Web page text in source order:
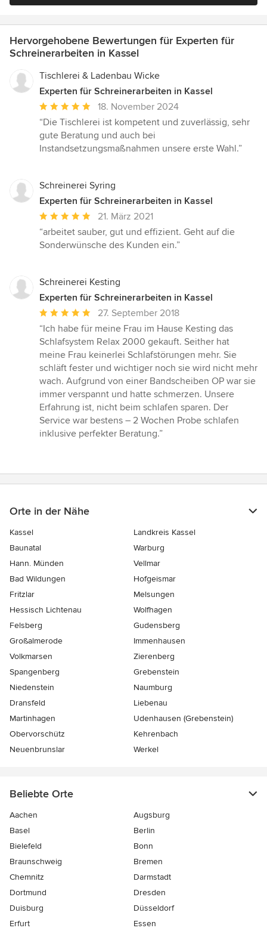
Hervorgehobene Bewertungen für Experten für
Schreinerarbeiten in Kassel
Tischlerei & Ladenbau Wicke
Experten für Schreinerarbeiten in Kassel
Durchschnittliche
Bewertung:
5
von
18. November 2024
“Die Tischlerei ist kompetent und zuverlässig, sehr
gute Beratung und auch bei
Instandsetzungsmaßnahmen unsere erste Wahl.”
Schreinerei Syring
Experten für Schreinerarbeiten in Kassel
Durchschnittliche
Bewertung:
5
Sternen
21. März 2021
“arbeitet sauber, gut und effizient. Geht auf die
Sonderwünsche des Kunden ein.”
Schreinerei Kesting
Experten für Schreinerarbeiten in Kassel
Durchschnittliche
Bewertung:
5
von
5
Sternen
27. September 2018
“Ich habe für meine Frau im Hause Kesting das
Schlafsystem Relax 2000 gekauft. Seither hat
meine Frau keinerlei Schlafstörungen mehr. Sie
schläft fester und wichtiger noch sie wird nicht mehr
wach. Aufgrund von einer Bandscheiben OP war sie
immer verspannt und hatte schmerzen. Unsere
Erfahrung ist, nicht beim schlafen sparen. Der
Service war bestens – 2 Wochen Probe schlafen
inklusive perfekter Beratung.”
Orte in der Nähe
Kassel
Landkreis Kassel
Baunatal
Warburg
Hann. Münden
Vellmar
Bad Wildungen
Hofgeismar
Fritzlar
Melsungen
Hessisch Lichtenau
Wolfhagen
Felsberg
Gudensberg
Großalmerode
Immenhausen
Volkmarsen
Zierenberg
Spangenberg
Grebenstein
Niedenstein
Naumburg
Dransfeld
Liebenau
Martinhagen
Udenhausen (Grebenstein)
Obervorschütz
Kehrenbach
Neuenbrunslar
Werkel
Beliebte Orte
Aachen
Augsburg
Basel
Berlin
Bielefeld
Bonn
Braunschweig
Bremen
Chemnitz
Darmstadt
Dortmund
Dresden
Duisburg
Düsseldorf
Erfurt
Essen